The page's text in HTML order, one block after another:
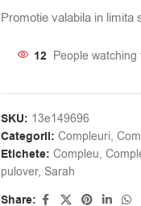
Promotie valabila in limita
12 People
SKU: 13e149696
Categorii: Compleuri,
Etichete: Compleu,
pulover, Sarah
Share: